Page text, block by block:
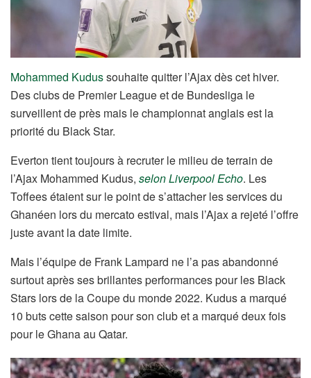
Mohammed Kudussouhaite quitter l’Ajax dès cet hiver.
Des clubs de Premier League et de Bundesliga le
surveillent de près mais le championnat anglais est la
priorité du Black Star.
Everton tient toujours à recruter le milieu de terrain de
l’Ajax Mohammed Kudus, selon Liverpool Echo. Les
Toffees étaient sur le point de s’attacher les services du
Ghanéen lors du mercato estival, mais l’Ajax a rejeté l’offre
juste avant la date limite.
Mais l’équipe de Frank Lampard ne l’a pas abandonné
surtout après ses brillantes performances pour les Black
Stars lors de la Coupe du monde 2022. Kudus a marqué
10 buts cette saison pour son club et a marqué deux fois
pour le Ghana au Qatar.